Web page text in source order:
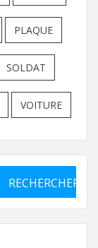
PLAQUE
SOLDAT
VOITURE